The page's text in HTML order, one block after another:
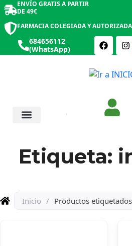
ENVÍO GRATIS A PARTIR
DE 49€
FARMACIA COLEGIADA Y AUTORIZADA
684656112
(WhatsApp)
Etiqueta:
Inicio / Productos